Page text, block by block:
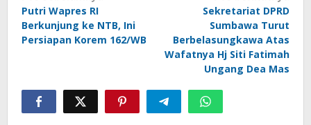
pos
Putri Wapres RI
Berkunjung ke NTB, Ini
Persiapan Korem 162/WB
Sekretariat DPRD
Sumbawa Turut
Berbelasungkawa Atas
Wafatnya Hj Siti Fatimah
Ungang Dea Mas